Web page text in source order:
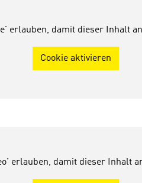
erlauben, damit dieser Inhalt
Cookie aktivieren
erlauben, damit dieser Inhalt